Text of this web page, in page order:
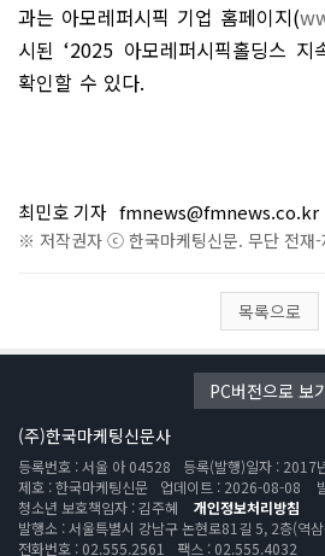
과는 아모레퍼시픽 기업 홈페이지(
시된‘2025 아모레퍼시픽홀딩스 지
확인할 수 있다.
최민호 기자 fmnews@fmnews.co.kr
※ 저작권자 ⓒ 한국마케팅신문. 무단 전재-
목록으로
PC버전으로 보
(주)한국마케팅신문사
등록번호 : 서울 아 04528
등록(발행)일자 : 2017
제호 : 한국마케팅신문
업데이트 : 2026-08-08
청소년 보호책임자 : 김주혜
개인정보처리방침
발행소 : 서울특별시 강남구 논현로81길 5, 2층(역
전화번호 : 02.555.2561
팩스 : 02.555.4032